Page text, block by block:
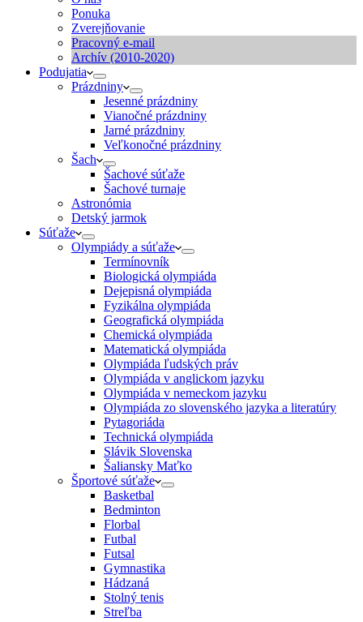
Ponuka
Zverejňovanie
Pracovný e-mail
Archív (2010-2020)
Podujatia
Prázdniny
Jesenné prázdniny
Vianočné prázdniny
Jarné prázdniny
Veľkonočné prázdniny
Šach
Šachové súťaže
Šachové turnaje
Astronómia
Detský jarmok
Súťaže
Olympiády a súťaže
Termínovník
Biologická olympiáda
Dejepisná olympiáda
Fyzikálna olympiáda
Geografická olympiáda
Chemická olympiáda
Matematická olympiáda
Olympiáda ľudských práv
Olympiáda v anglickom jazyku
Olympiáda v nemeckom jazyku
Olympiáda zo slovenského jazyka a literatúry
Pytagoriáda
Technická olympiáda
Slávik Slovenska
Šaliansky Maťko
Športové súťaže
Basketbal
Bedminton
Florbal
Futbal
Futsal
Gymnastika
Hádzaná
Stolný tenis
Streľba